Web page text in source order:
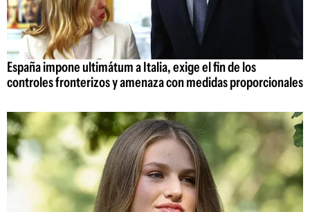
España impone ultimátum a Italia, exige el fin de los
controles fronterizos y amenaza con medidas proporcionales